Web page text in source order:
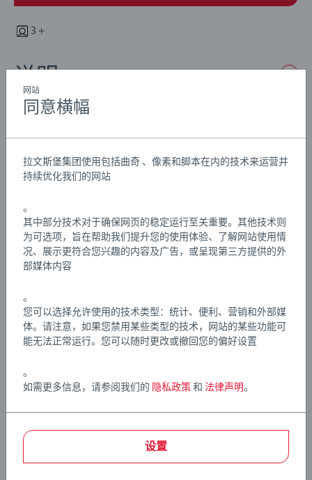
3 +
卸货、搬运和吊装游戏从未如此有趣！ 这架龙门起重机顶
这架龙门起重机拥有滑轮，可以移动到铁路中的任何地
方。 所有木质部件均经过 FSC® (FSC-C111262) 认证。
BRIO World 铁路系列采用 FSC®（FSC-C111262）认证的欧
洲山毛榉木和优质塑料精心制作，适合 3 岁及以上儿童，
既是送给男孩的理想礼物，也是送给女孩的绝佳礼物。
BRIO 火车、机车、货车、客车和各类车辆均配备经典的
配件和目的地均采用经典的木质轨道，可轻松相互连接，
助您不断扩展您的BRIO World世界。我们深知，孩子们有
时会以出乎意料的方式玩玩具。正因如此，我们根据严格
物，也是令人惊喜的圣诞礼物。
Details
文章编号:
63373200
EAN:
7312350337327
Warning and manufacturer information
网站
同意横幅
拉文斯堡集团使用包括曲奇 、像素和脚本在内的技术来运营并
持续优化我们的网站
。
其中部分技术对于确保网页的稳定运行至关重要。其他技术则
为可选项，旨在帮助我们提升您的使用体验、了解网站使用情
况、展示更符合您兴趣的内容及广告，或呈现第三方提供的外
部媒体内容
。
您可以选择允许使用的技术类型：统计、便利、营销和外部媒
体。请注意，如果您禁用某些类型的技术，网站的某些功能可
能无法正常运行。您可以随时更改或撤回您的偏好设置
。
如需更多信息，请参阅我们的 隐私政策 和 法律声明。
设置